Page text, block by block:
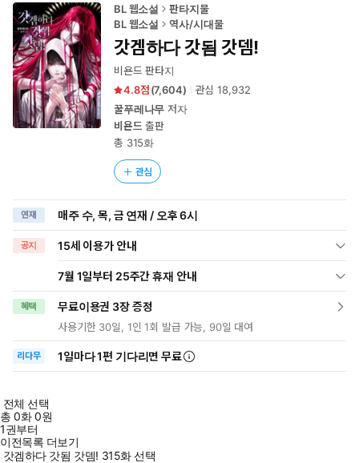
로
이
동
BL 웹소설
판타지물
BL 웹소설
역사/시대물
갓겜하다 갓됨 갓뎀!
비욘드 판타지
4.8
(7,604) 관심18,932
꿀푸레나무 저자
비욘드 출판
총 315화
관심
연재 매주 수, 목, 금 연재 / 오후 6시
공지 15세 이용가 안내
7월 1일부터 25주간 휴재 안내
혜택 무료이용권 3장 증정
사용기한 30일, 1인 1회 발급 가능, 90일 대여
리다무 1일마다1편 기다리면 무료
전체 선택
총0화0원
1권부터
이전목록 더보기
갓겜하다 갓됨 갓뎀! 315화 선택